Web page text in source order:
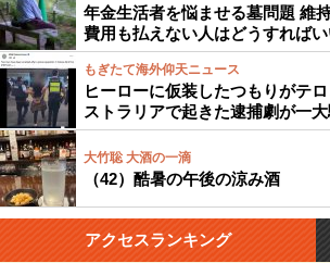
年金生活者を悩ませる墓問題 維
費用も払えない人はどうすればい
もぎたて海外仰天ニュース
ヒーローに仮装したつもりがテ
ストラリアで起きた逮捕劇が一
大竹聡 大酒の一滴
（42）酷暑の午後の涼み酒
アクセスランキング